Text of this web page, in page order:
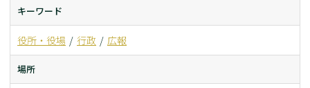
キーワード
役所・役場 行政 広報
場所